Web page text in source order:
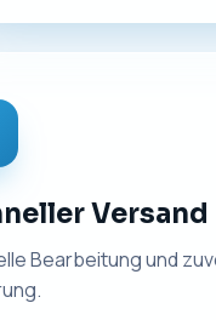
Versand
Bearbeitung und